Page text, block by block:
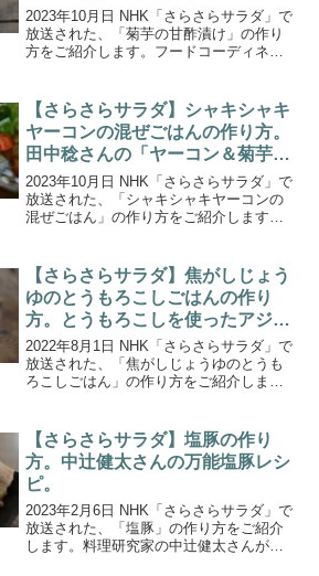
2023年10月日 NHK「さらさらサラダ」で
放送された、「菊芋の甘酢漬け」の作り
方をご紹介します。フードコーディネー
ーコンと菊芋、さらにエシャロットなど
を収穫。ヤーコ...
【さらさらサラダ】シャキシャキ
ヤーコンの混ぜごはんの作り方。
田中稔さんの「ヤーコン＆菊芋レ
シピ」。
2023年10月日 NHK「さらさらサラダ」で
放送された、「シャキシャキヤーコンの
混ぜごはん」の作り方をご紹介します。
春に初めて植えたヤーコンと菊芋、さら
にエシャロット...
【さらさらサラダ】焦がしじょう
ゆのとうもろこしごはんの作り
方。とうもろこしを使ったアジア
ン料理
2022年8月1日 NHK「さらさらサラダ」で
放送された、「焦がしじょうゆのとうも
ろこしごはん」の作り方をご紹介しま
アジアン料理を紹介！「とうもろこしの
タイ風さつま揚げ...
【さらさらサラダ】塩豚の作り
方。中辻健太さんの万能塩豚レシ
ピ。
2023年2月6日 NHK「さらさらサラダ」で
放送された、「塩豚」の作り方をご紹介
します。料理研究家の中辻健太さんが